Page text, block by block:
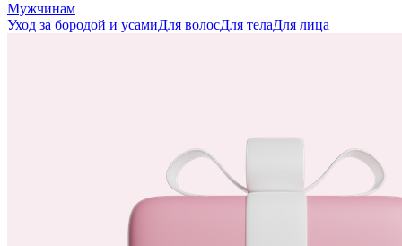
Мужчинам
Уход за бородой и усамиДля волосДля телаДля лица